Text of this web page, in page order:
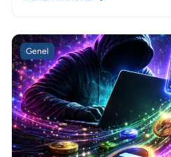
Genel